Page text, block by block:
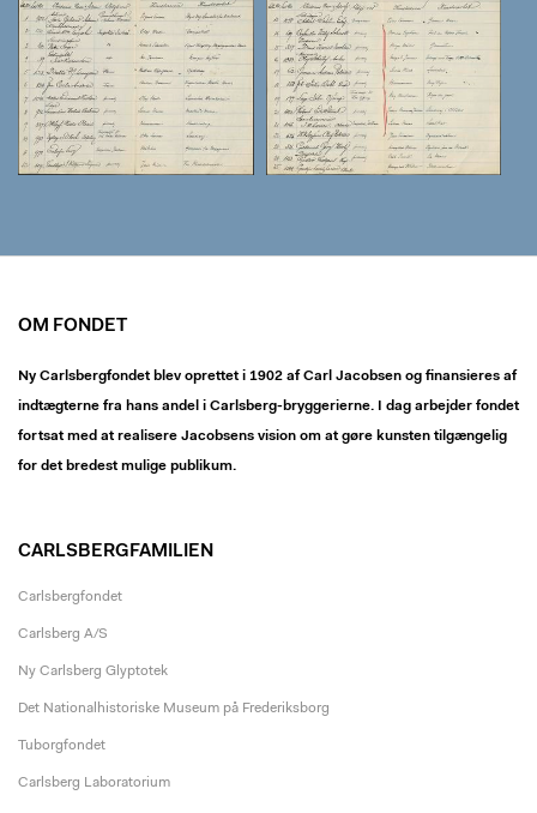
OM FONDET
Ny Carlsbergfondet blev oprettet i 1902 af Carl Jacobsen og finansieres af
indtægterne fra hans andel i Carlsberg-bryggerierne. I dag arbejder fondet
fortsat med at realisere Jacobsens vision om at gøre kunsten tilgængelig
for det bredest mulige publikum.
CARLSBERGFAMILIEN
Carlsbergfondet
Carlsberg A/S
Ny Carlsberg Glyptotek
Det Nationalhistoriske Museum på Frederiksborg
Tuborgfondet
Carlsberg Laboratorium